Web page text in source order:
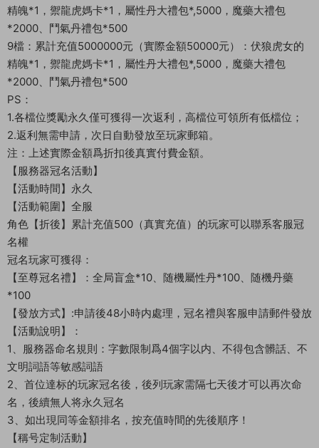
精魄*1，禦龍虎媽卡*1，屬性丹大禮包*,5000，魔藥大禮包
*2000、鬥氣丹禮包*500
9檔：累計充值5000000元（實際金額50000元）：伏狼虎女的
精魄*1，禦龍虎媽卡*1，屬性丹大禮包*,5000，魔藥大禮包
*2000、鬥氣丹禮包*500
PS：
1.各檔位獎勵永久僅可獲得一次返利，高檔位可領所有低檔位；
2.返利無需申請，次日自動發放至玩家郵箱。
注：上述實際金額爲折扣後真實付費金額。
【服務器冠名活動】
【活動時間】永久
【活動範圍】全服
角色【折後】累計充值500（真實充值）的玩家可以聯系客服冠
名權
冠名玩家可獲得：
【至尊冠名禮】：全局盲盒*10、随機屬性丹*100、随機丹藥
*100
【發放方式】:申請後48小時内處理，冠名禮與客服申請郵件發放
【活動說明】：
1、服務器命名規則：字數限制爲4個字以内、不得包含髒話、不
文明詞語等敏感詞語
2、首位達标的玩家冠名後，後列玩家需隔七天後才可以再次命
名，後續無人将永久冠名
3、如出現同等金額排名，按充值時間的先後順序！
【稱号定制活動】